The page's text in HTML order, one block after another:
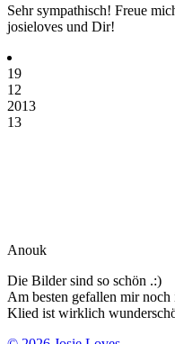
Sehr sympathisch! Freue
josieloves und Dir!
19
12
2013
13
Anouk
Die Bilder sind so schön .:)
Am besten gefallen mir
Klied ist wirklich